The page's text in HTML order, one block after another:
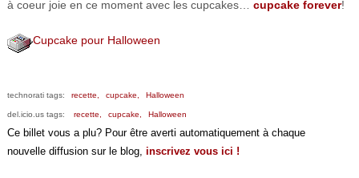
à coeur joie en ce moment avec les cupcakes… cupcake forever!
Cupcake pour Halloween
technorati tags: recette, cupcake, Halloween
del.icio.us tags: recette, cupcake, Halloween
Ce billet vous a plu? Pour être averti automatiquement à chaque
nouvelle diffusion sur le blog, inscrivez vous ici !